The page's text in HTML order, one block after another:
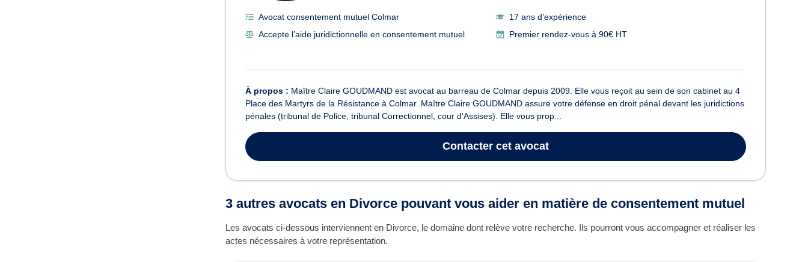
Avocat consentement mutuel Colmar
17 ans d’expérience
Accepte l’aide juridictionnelle en consentement mutuel
Premier rendez-vous à 90€ HT
À propos : Maître Claire GOUDMAND est avocat au barreau de Colmar depuis 2009. Elle vous reçoit au sein de son cabinet au 4
Place des Martyrs de la Résistance à Colmar. Maître Claire GOUDMAND assure votre défense en droit pénal devant les juridictions
pénales (tribunal de Police, tribunal Correctionnel, cour d'Assises). Elle vous prop...
Contacter cet avocat
3 autres avocats en Divorce pouvant vous aider en matière de consentement mutuel
Les avocats ci-dessous interviennent en Divorce, le domaine dont relève votre recherche. Ils pourront vous accompagner et réaliser les
actes nécessaires à votre représentation.